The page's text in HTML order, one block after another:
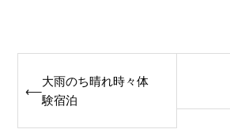
Post
navigation
⟵
大雨のち晴れ時々体
験宿泊